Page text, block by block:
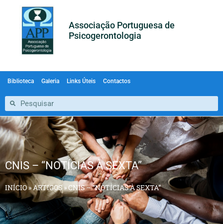
Associação Portuguesa de
Psicogerontologia
Biblioteca Galeria Links Úteis Contactos
CNIS – “NOTÍCIAS À SEXTA”
INÍCIO»ARTIGOS»CNIS – “NOTÍCIAS À SEXTA”